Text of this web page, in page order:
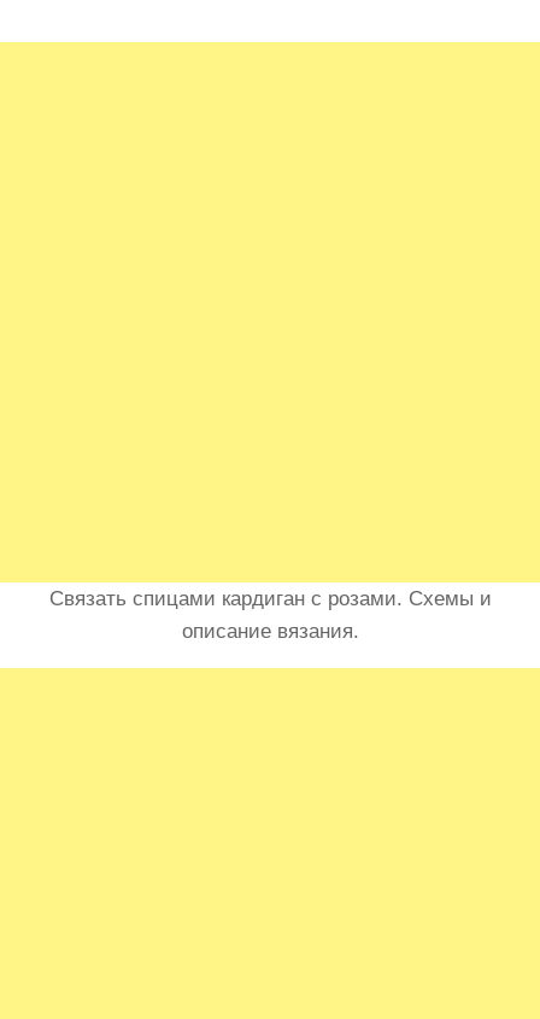
Связать спицами кардиган с розами. Схемы и
описание вязания.